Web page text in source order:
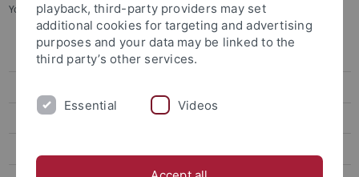
You are here: Startseite ... Prof. Dr. Carola Lorea
Prof. Dr. Carola Lorea
Publications
playback, third-party providers may set
additional cookies for targeting and advertising
purposes and your data may be linked to the
third party’s other services.
Essential Videos